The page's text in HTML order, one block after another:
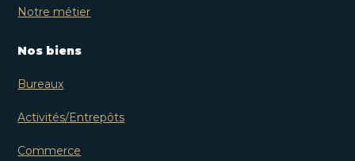
Notre métier
Nos biens
Bureaux
Activités/Entrepôts
Commerce